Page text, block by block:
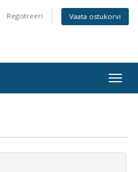
Registreeri Vaata ostukorvi